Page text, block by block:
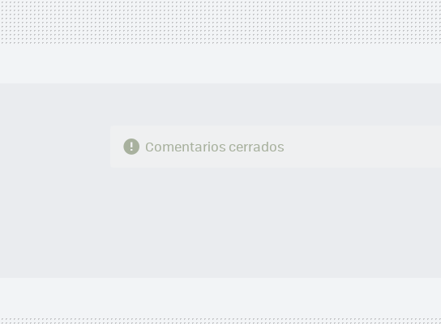
Comentarios cerrados